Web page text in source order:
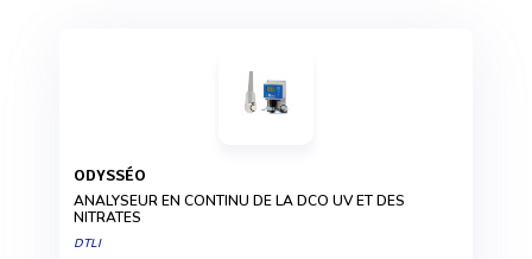
ODYSSÉO
ANALYSEUR EN CONTINU DE LA DCO UV ET DES
NITRATES
DTLI